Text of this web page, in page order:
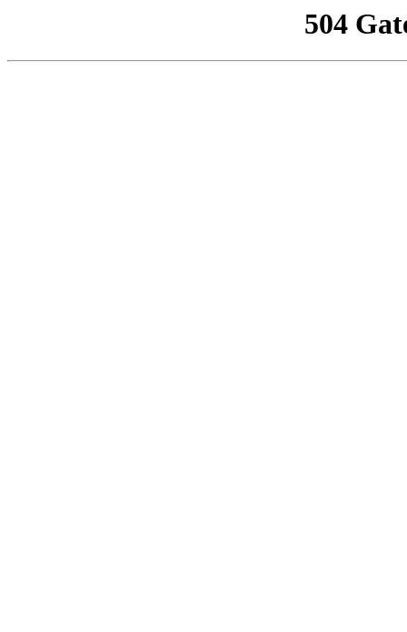
504